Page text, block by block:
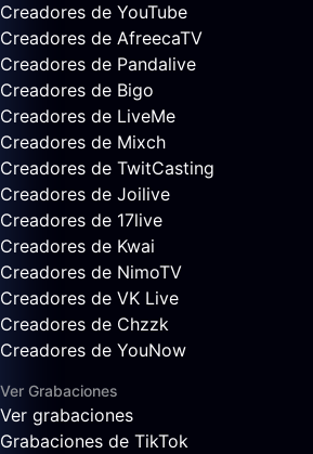
Creadores de YouTube
Creadores de AfreecaTV
Creadores de Pandalive
Creadores de Bigo
Creadores de LiveMe
Creadores de Mixch
Creadores de TwitCasting
Creadores de Joilive
Creadores de 17live
Creadores de Kwai
Creadores de NimoTV
Creadores de VK Live
Creadores de Chzzk
Creadores de YouNow
Ver Grabaciones
Ver grabaciones
Grabaciones de TikTok